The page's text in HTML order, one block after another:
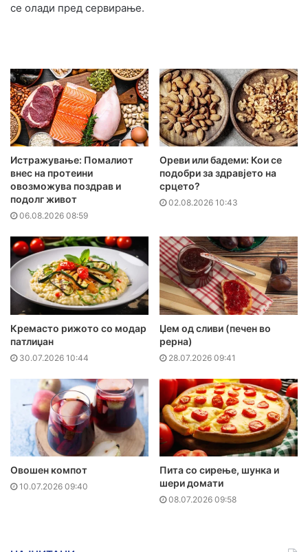
се олади пред сервирање.
Истражување: Помалиот
внес на протеини
овозможува поздрав и
подолг живот
06.08.2026 08:59
Ореви или бадеми: Кои се
подобри за здравјето на
срцето?
02.08.2026 10:43
Кремасто рижото со модар
патлиџан
30.07.2026 10:44
Џем од сливи (печен во
рерна)
28.07.2026 09:41
Овошен компот
10.07.2026 09:40
Пита со сирење, шунка и
шери домати
08.07.2026 09:58